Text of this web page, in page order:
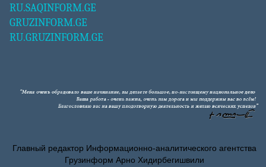
RU.SAQINFORM.GE
GRUZINFORM.GE
RU.GRUZINFORM.GE
Главный редактор Информационно-аналитического агентства
Грузинформ Арно Хидирбегишвили